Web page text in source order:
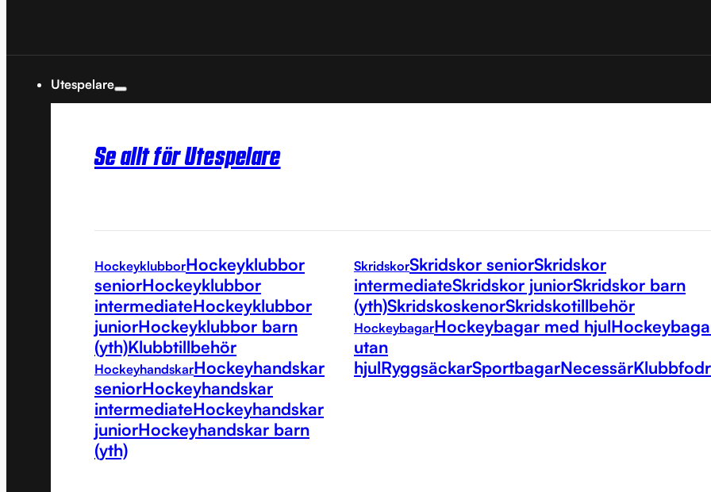
Utespelare
Se allt för Utespelare
HockeyklubborHockeyklubbor
seniorHockeyklubbor
intermediateHockeyklubbor
juniorHockeyklubbor barn
(yth)Klubbtillbehör
HockeyhandskarHockeyhandskar
seniorHockeyhandskar
intermediateHockeyhandskar
juniorHockeyhandskar barn
(yth)
SkridskorSkridskor seniorSkridskor
intermediateSkridskor juniorSkridskor barn
(yth)SkridskoskenorSkridskotillbehör
HockeybagarHockeybagar med hjul
utan
hjulRyggsäckarSportbagarNecessär